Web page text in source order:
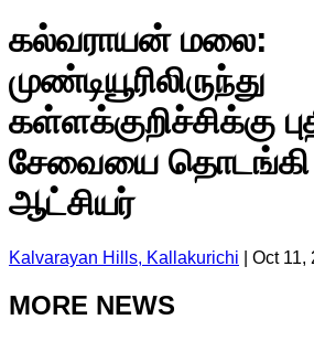
கல்வராயன் மலை:
முண்டியூரிலிருந்து
கள்ளக்குறிச்சிக்கு
சேவையை
ஆட்சியர்
Kalvarayan Hills, Kallakurichi Oct 11,
MORE NEWS